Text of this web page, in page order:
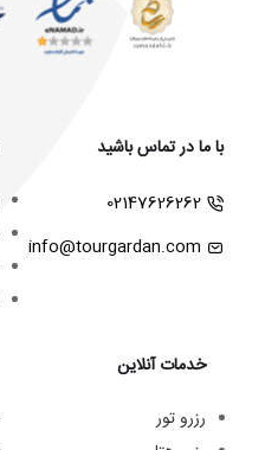
با ما در تماس باشید
02147626262
info@tourgardan.com
خدمات آنلاین
رزرو تور